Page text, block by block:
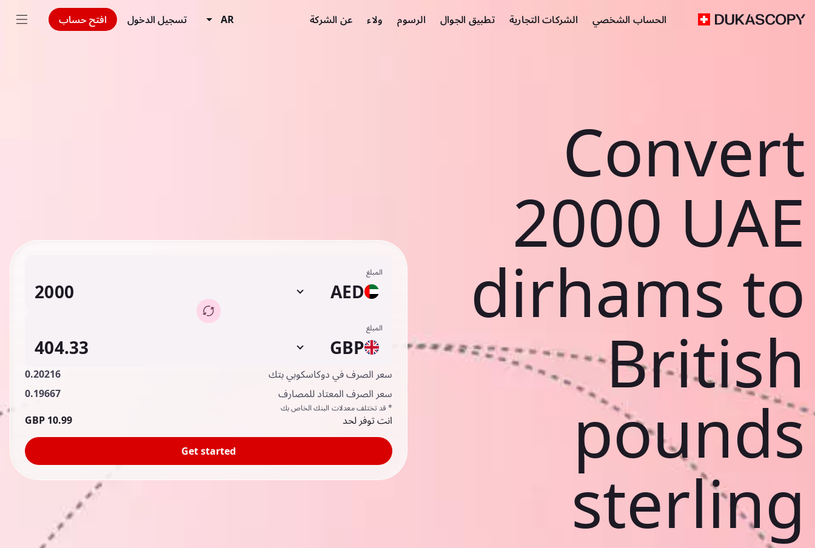
الحساب الشخصي الشركات التجارية تطبيق الجوال الرسوم ولاء عن الشركة AR تسجيل الدخول افتح حساب
Convert
2000 UAE
dirhams to
British
pounds
sterling
المبلغ
AED
المبلغ
GBP
سعر الصرف في دوكاسكوبي بتك
0.20216
سعر الصرف المعتاد للمصارف
0.19667
* قد تختلف معدلات البنك الخاص بك
انت توفر لحد 10.99 GBP
Get started